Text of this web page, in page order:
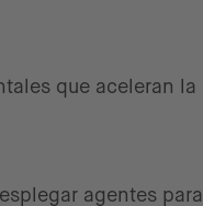
que aceleran la
agentes para